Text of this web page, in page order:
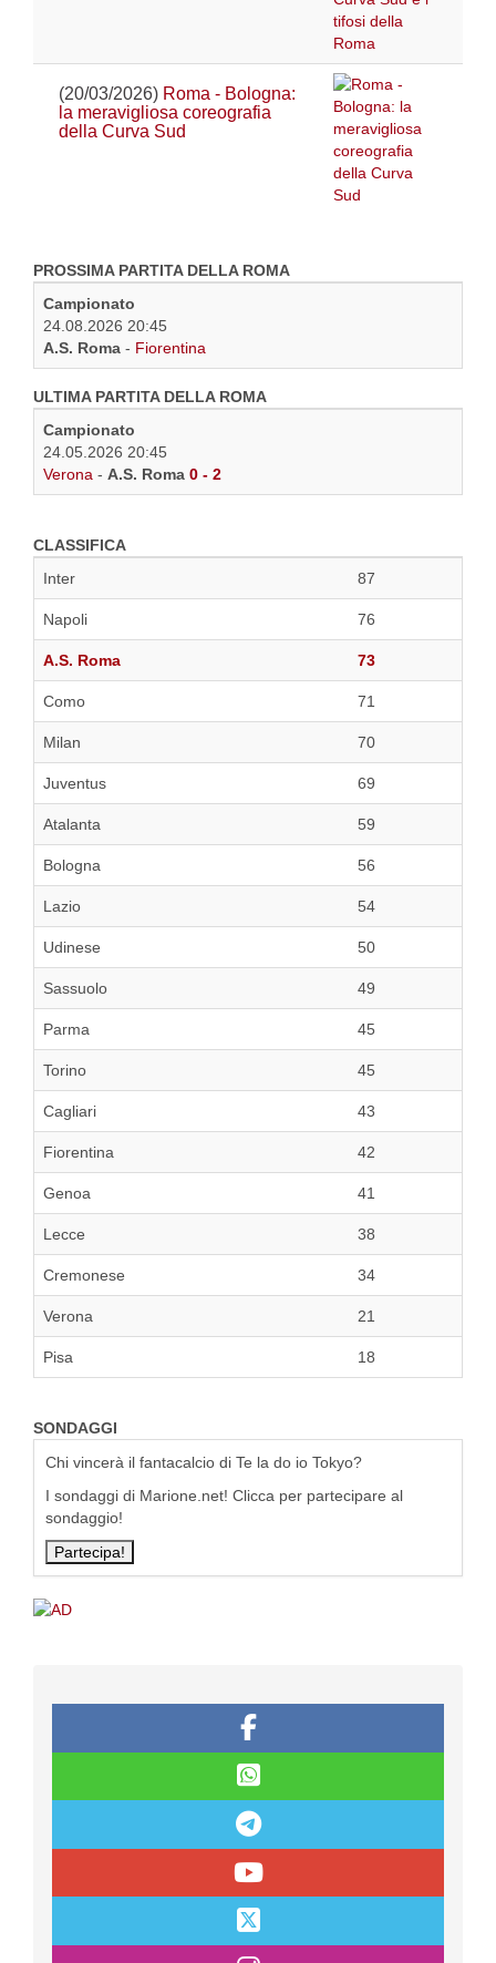
(20/03/2026) Roma - Bologna:
la meravigliosa coreografia
della Curva Sud
PROSSIMA PARTITA DELLA ROMA
Campionato
24.08.2026 20:45
A.S. Roma - Fiorentina
ULTIMA PARTITA DELLA ROMA
Campionato
24.05.2026 20:45
Verona - A.S. Roma 0 - 2
CLASSIFICA
Inter
87
Napoli 76
A.S. Roma 73
Como 71
Milan 70
Juventus 69
Atalanta 59
Bologna 56
Lazio 54
Udinese 50
Sassuolo 49
Parma 45
Torino 45
Cagliari 43
Fiorentina 42
Genoa 41
Lecce 38
Cremonese 34
Verona 21
Pisa 18
SONDAGGI
Chi vincerà il fantacalcio di Te la do io Tokyo?
I sondaggi di Marione.net! Clicca per partecipare al
sondaggio!